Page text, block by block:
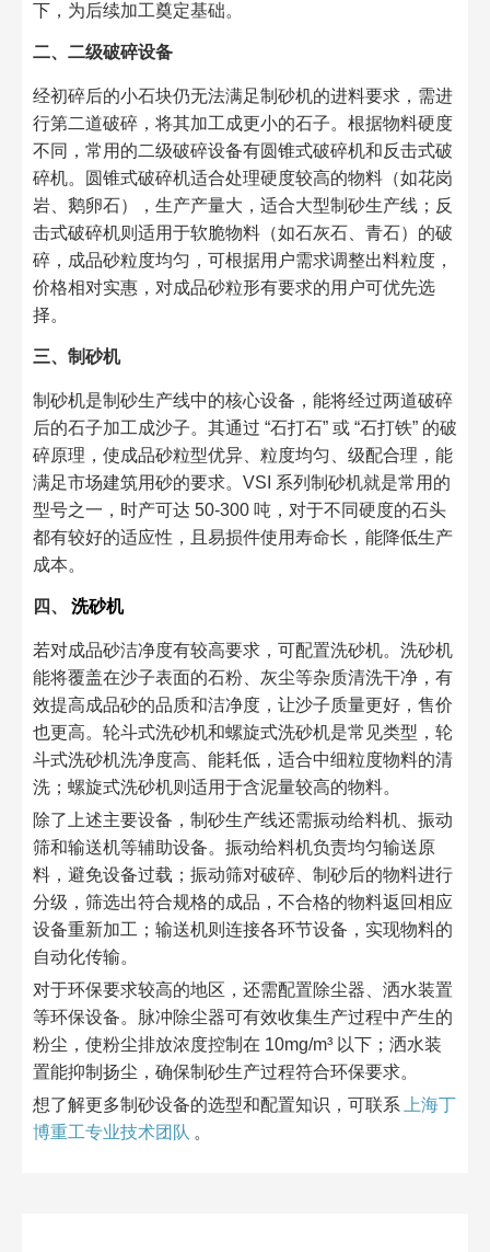
下，为后续加工奠定基础。​
二、二级破碎设备​
经初碎后的小石块仍无法满足制砂机的进料要求，需进
行第二道破碎，将其加工成更小的石子。根据物料硬度
不同，常用的二级破碎设备有圆锥式破碎机和反击式破
碎机。圆锥式破碎机适合处理硬度较高的物料（如花岗
岩、鹅卵石），生产产量大，适合大型制砂生产线；反
击式破碎机则适用于软脆物料（如石灰石、青石）的破
碎，成品砂粒度均匀，可根据用户需求调整出料粒度，
价格相对实惠，对成品砂粒形有要求的用户可优先选
择。​
三、制砂机​
制砂机是制砂生产线中的核心设备，能将经过两道破碎
后的石子加工成沙子。其通过 “石打石” 或 “石打铁” 的破
碎原理，使成品砂粒型优异、粒度均匀、级配合理，能
满足市场建筑用砂的要求。VSI 系列制砂机就是常用的
型号之一，时产可达 50-300 吨，对于不同硬度的石头
都有较好的适应性，且易损件使用寿命长，能降低生产
成本。​
四、 洗砂机
若对成品砂洁净度有较高要求，可配置洗砂机。洗砂机
能将覆盖在沙子表面的石粉、灰尘等杂质清洗干净，有
效提高成品砂的品质和洁净度，让沙子质量更好，售价
也更高。轮斗式洗砂机和螺旋式洗砂机是常见类型，轮
斗式洗砂机洗净度高、能耗低，适合中细粒度物料的清
洗；螺旋式洗砂机则适用于含泥量较高的物料。​
除了上述主要设备，制砂生产线还需振动给料机、振动
筛和输送机等辅助设备。振动给料机负责均匀输送原
料，避免设备过载；振动筛对破碎、制砂后的物料进行
分级，筛选出符合规格的成品，不合格的物料返回相应
设备重新加工；输送机则连接各环节设备，实现物料的
自动化传输。​
对于环保要求较高的地区，还需配置除尘器、洒水装置
等环保设备。脉冲除尘器可有效收集生产过程中产生的
粉尘，使粉尘排放浓度控制在 10mg/m³ 以下；洒水装
置能抑制扬尘，确保制砂生产过程符合环保要求。​
想了解更多制砂设备的选型和配置知识，可联系
上海丁
博重工专业技术团队 。​